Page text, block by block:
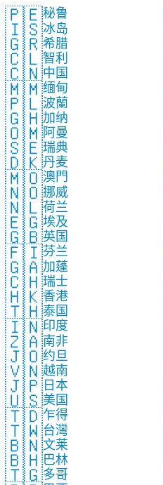
🇵🇪秘鲁
🇮🇸冰岛
🇬🇷希腊
🇨🇱智利
🇨🇳中国
🇲🇲缅甸
🇵🇱波蘭
🇬🇭加纳
🇴🇲阿曼
🇸🇪瑞典
🇩🇰丹麦
🇲🇴澳門
🇳🇴挪威
🇳🇱荷兰
🇪🇬埃及
🇬🇧英国
🇫🇮芬兰
🇬🇦加蓬
🇨🇭瑞士
🇭🇰香港
🇹🇭泰国
🇮🇳印度
🇿🇦南非
🇯🇴约旦
🇻🇳越南
🇯🇵日本
🇺🇸美国
🇹🇩乍得
🇹🇼台灣
🇧🇳文莱
🇧🇭巴林
🇹🇬多哥